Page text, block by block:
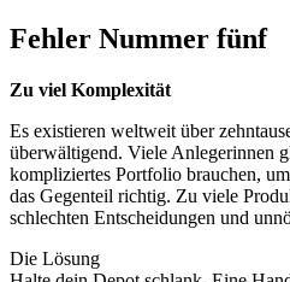
Fehler Nummer fünf
Zu viel Komplexität
Es existieren weltweit über
überwältigend. Viele Anlegerinnen
kompliziertes Portfolio brauchen,
das Gegenteil richtig. Zu viele
schlechten Entscheidungen und
Die Lösung